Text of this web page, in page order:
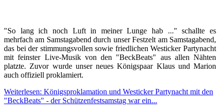
"So lang ich noch Luft in meiner Lunge hab ..." schallte es
mehrfach am Samstagabend durch unser Festzelt am Samstagabend,
das bei der stimmungsvollen sowie friedlichen Westicker Partynacht
mit feinster Live-Musik von den "BeckBeats" aus allen Nähten
platzte. Zuvor wurde unser neues Königspaar Klaus und Marion
auch offiziell proklamiert.
Weiterlesen: Königsproklamation und Westicker Partynacht mit den
"BeckBeats" - der Schützenfestsamstag war ein...